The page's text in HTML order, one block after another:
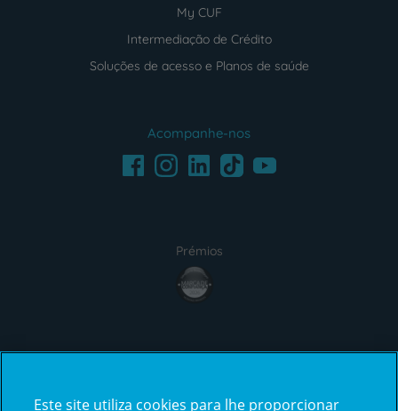
My CUF
Intermediação de Crédito
Soluções de acesso e Planos de saúde
Acompanhe-nos
FacebookInstagramLinkedInTikTokYoutube
Prémios
award4
certification2certification3
Este site utiliza cookies para lhe proporcionar